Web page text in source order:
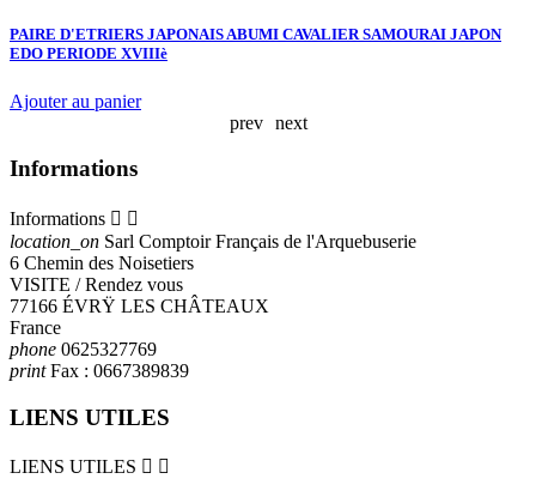
PAIRE D'ETRIERS JAPONAIS ABUMI CAVALIER SAMOURAI JAPON
EDO PERIODE XVIIIè
Ajouter au panier
prev
next
Informations
Informations  
location_on Sarl Comptoir Français de l'Arquebuserie
6 Chemin des Noisetiers
VISITE / Rendez vous
77166 ÉVRŸ LES CHÂTEAUX
France
phone 0625327769
printFax : 0667389839
LIENS UTILES
LIENS UTILES  